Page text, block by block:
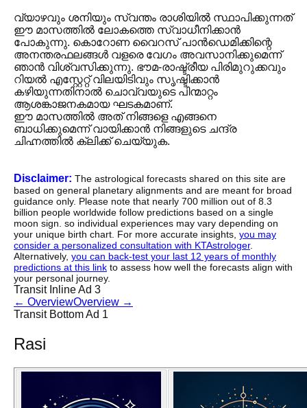
വ്യാഴവും ശനിയും സ്വന്തം രാശിയിൽ സ്ഥാപിക്കുന്നത്
ഈ മാസത്തിൽ ലോകത്തെ സ്വാധീനിക്കാൻ
പോകുന്നു. കൊറോണ വൈറസ് പാൻഡെമിക്കിന്റെ
അനന്തരഫലങ്ങൾ വളരെ വേഗം അവസാനിക്കുമെന്ന്
ഞാൻ വിശ്വസിക്കുന്നു. ഭൗമ-രാഷ്ട്രീയ പിരിമുറുക്കവും
റിയൽ എസ്റ്റേറ്റ് വിലയിടിവും സൃഷ്ടിക്കാൻ
കഴിയുന്നതിനാൽ ചൊവ്വയുടെ പിന്മാറ്റം
ആശങ്കാജനകമായ ഘടകമാണ്.
ഈ മാസത്തിൽ അത് നിങ്ങളെ എങ്ങനെ
ബാധിക്കുമെന്ന് വായിക്കാൻ നിങ്ങളുടെ ചന്ദ്ര
ചിഹ്നത്തിൽ ക്ലിക്ക് ചെയ്യുക.
Disclaimer: The astrological forecasts shared on this site are
based on general planetary alignments and are meant for broad
guidance only. Please note that nearly 700 million out of 8.3
billion people worldwide follow predictions based on a single
moon sign. so individual experiences may vary depending on
your unique birth chart. For more accurate insights, you may
consider a personalized consultation with KTAstrologer.
Alternatively, you can back-test your last 12 years of monthly
predictions at this link to assess how well the forecasts align with
your personal journey.
Transit Inline Ad 3
← OverviewOverview →
Transit Bottom Ad 1
Rasi